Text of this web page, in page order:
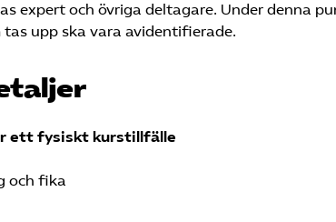
expert och övriga deltagare. Under denna
tas upp ska vara avidentifierade.
ett fysiskt kurstillfälle
och fika